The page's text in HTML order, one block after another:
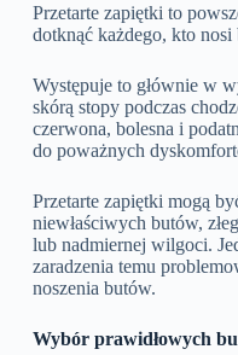
Przetarte zapiętki to
dotknąć każdego, kto nosi
Występuje to głównie w
skórą stopy podczas
czerwona, bolesna i
do poważnych
Przetarte zapiętki mogą
niewłaściwych butów,
lub nadmiernej wilgoci.
zaradzenia temu
noszenia butów.
Wybór prawidłowych